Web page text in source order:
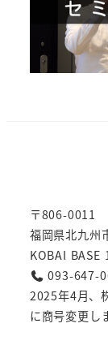
〒806-0011
福岡県北九州
KOBAI BASE
093-647-
2025年4月、
に商号変更し